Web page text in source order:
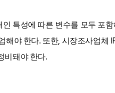
특성에 따른 변수를 모두 포
해야 한다. 또한, 시장조사업체
비돼야 한다.